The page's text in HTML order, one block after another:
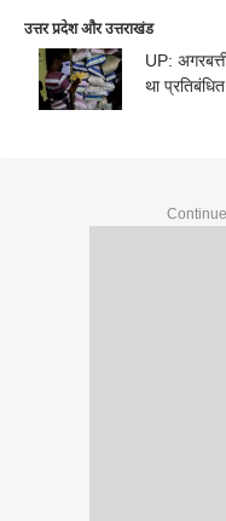
उत्तर प्रदेश और उत्तराखंड
UP:
था